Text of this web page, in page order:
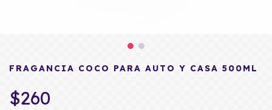
FRAGANCIA COCO PARA AUTO Y CASA 500ML
$260